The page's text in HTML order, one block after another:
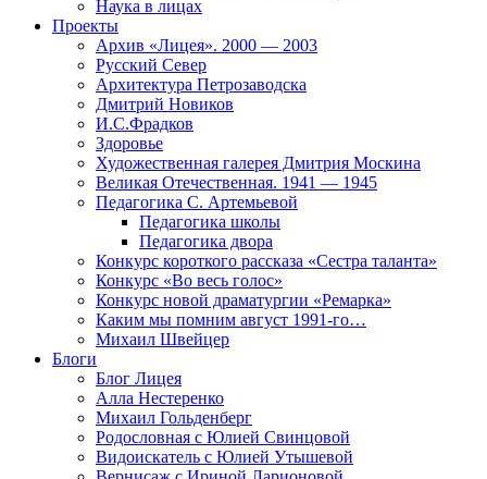
Наука в лицах
Проекты
Архив «Лицея». 2000 — 2003
Русский Север
Архитектура Петрозаводска
Дмитрий Новиков
И.С.Фрадков
Здоровье
Художественная галерея Дмитрия Москина
Великая Отечественная. 1941 — 1945
Педагогика С. Артемьевой
Педагогика школы
Педагогика двора
Конкурс короткого рассказа «Сестра таланта»
Конкурс «Во весь голос»
Конкурс новой драматургии «Ремарка»
Каким мы помним август 1991-го…
Михаил Швейцер
Блоги
Блог Лицея
Алла Нестеренко
Михаил Гольденберг
Родословная с Юлией Свинцовой
Видоискатель с Юлией Утышевой